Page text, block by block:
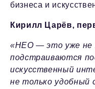
бизнеса и
Кирилл Царёв,
«НЕО — это уже не
подстраиваются
искусственный
не только удобный